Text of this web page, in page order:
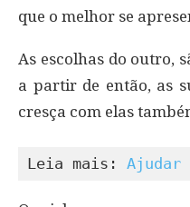
que o melhor se
As escolhas do outro,
a partir de então, as
cresça com elas
Leia mais: Ajudar